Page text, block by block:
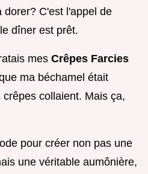
dorer? C'est l'appel de
dîner est prêt.
mes Crêpes Farcies
ma béchamel était
collaient. Mais ça,
pour créer non pas une
une véritable aumônière,